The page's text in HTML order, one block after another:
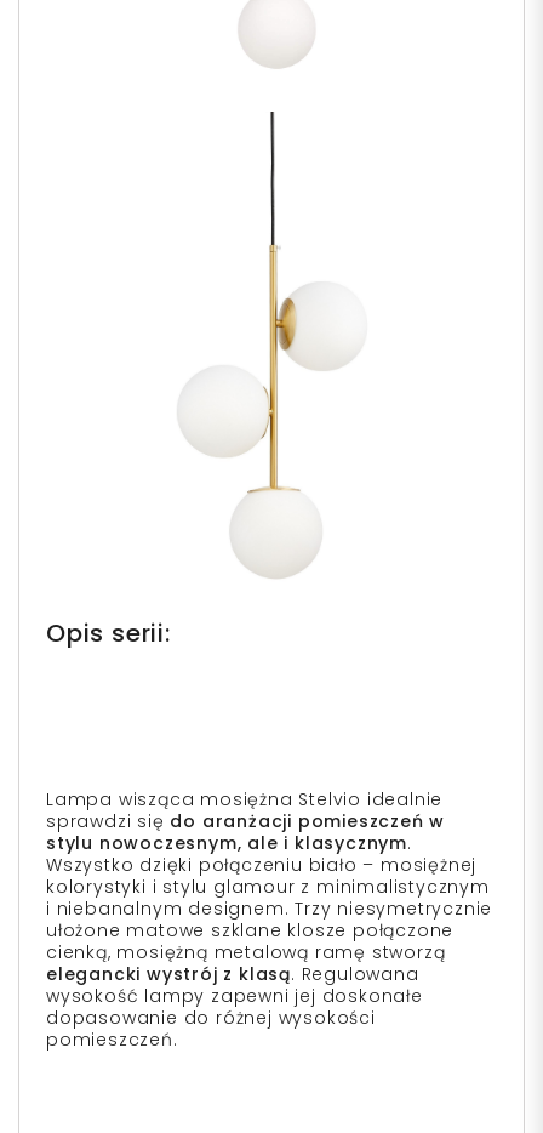
Opis serii:
Lampa wisząca mosiężna Stelvio idealnie
sprawdzi się do aranżacji pomieszczeń w
stylu nowoczesnym, ale i klasycznym.
Wszystko dzięki połączeniu biało – mosiężnej
kolorystyki i stylu glamour z minimalistycznym
i niebanalnym designem. Trzy niesymetrycznie
ułożone matowe szklane klosze połączone
cienką, mosiężną metalową ramę stworzą
elegancki wystrój z klasą. Regulowana
wysokość lampy zapewni jej doskonałe
dopasowanie do różnej wysokości
pomieszczeń.